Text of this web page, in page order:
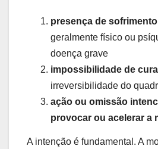
presença de
geralmente físico ou
doença grave
impossibilidade de cura
irreversibilidade do
ação ou omissão
provocar ou acelerar a
A intenção é fundamental. A